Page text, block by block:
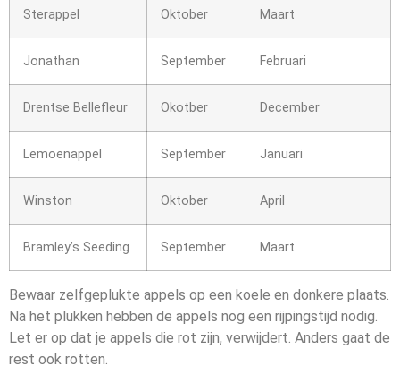
Sterappel Oktober Maart
Jonathan September Februari
Drentse Bellefleur Okotber December
Lemoenappel September Januari
Winston Oktober April
Bramley’s Seeding September Maart
Bewaar zelfgeplukte appels op een koele en donkere plaats.
Na het plukken hebben de appels nog een rijpingstijd nodig.
Let er op dat je appels die rot zijn, verwijdert. Anders gaat de
rest ook rotten.